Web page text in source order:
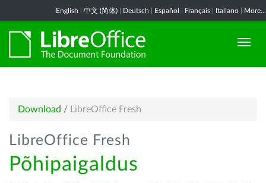
English 中文 (简体) Deutsch Español Français Italiano More...
Download / LibreOffice Fresh
LibreOffice Fresh
Põhipaigaldus